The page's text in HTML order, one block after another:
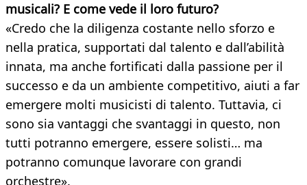
musicali? E come vede il loro futuro?
«Credo che la diligenza costante nello sforzo e
nella pratica, supportati dal talento e dall’abilità
innata, ma anche fortificati dalla passione per il
successo e da un ambiente competitivo, aiuti a far
emergere molti musicisti di talento. Tuttavia, ci
sono sia vantaggi che svantaggi in questo, non
tutti potranno emergere, essere solisti… ma
potranno comunque lavorare con grandi
orchestre».